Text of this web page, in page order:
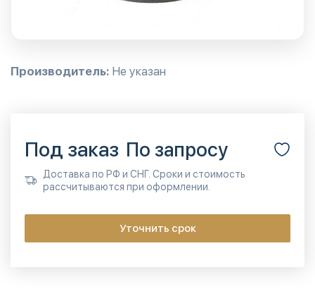
Производитель: Не указан
Под заказ По запросу
Доставка по РФ и СНГ. Сроки и стоимость
рассчитываются при оформлении.
Уточнить срок